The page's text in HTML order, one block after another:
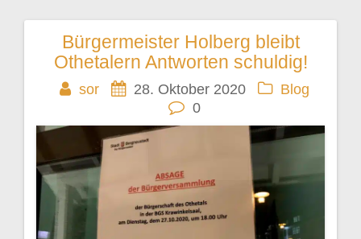
Bürgermeister Holberg bleibt
Othetalern Antworten schuldig!
sor 28. Oktober 2020
Blog
0
Beitragsnavigation